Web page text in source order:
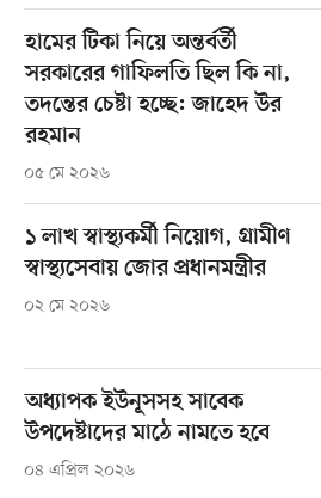
হামের টিকা নিয়ে অন্তর্বর্তী
সরকারের গাফিলতি ছিল কি না,
তদন্তের চেষ্টা হচ্ছে: জাহেদ উর
রহমান
০৫ মে ২০২৬
১ লাখ স্বাস্থ্যকর্মী নিয়োগ, গ্রামীণ
স্বাস্থ্যসেবায় জোর প্রধানমন্ত্রীর
০২ মে ২০২৬
অধ্যাপক ইউনূসসহ সাবেক
উপদেষ্টাদের মাঠে নামতে হবে
০৪ এপ্রিল ২০২৬